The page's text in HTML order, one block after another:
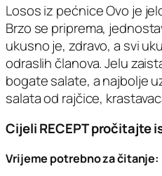
Losos iz pećnice Ovo je
Brzo se priprema,
ukusno je, zdravo, a svi
odraslih članova. Jelu
bogate salate, a najbolje
salata od rajčice,
Cijeli RECEPT pročitajte
Vrijeme potrebno za čitanje: